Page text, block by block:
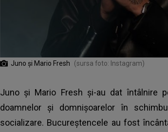
Juno și Mario Fresh (sursa foto: Instagram)
Juno și Mario Fresh și-au dat întâlnire
doamnelor și domnișoarelor în
socializare. Bucureștencele au fost